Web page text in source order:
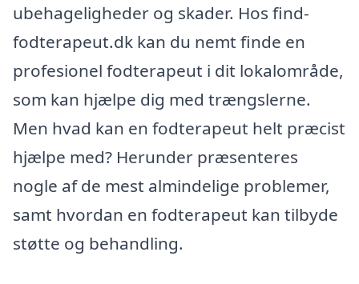
ubehageligheder og skader. Hos find-
fodterapeut.dk kan du nemt finde en
profesionel fodterapeut i dit lokalområde,
som kan hjælpe dig med trængslerne.
Men hvad kan en fodterapeut helt præcist
hjælpe med? Herunder præsenteres
nogle af de mest almindelige problemer,
samt hvordan en fodterapeut kan tilbyde
støtte og behandling.